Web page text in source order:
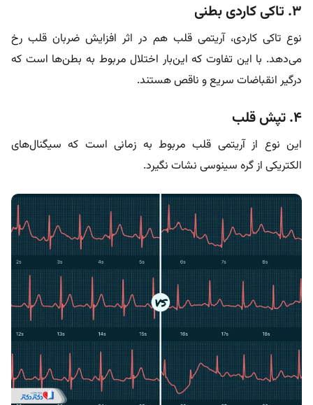
۳. تاکی کاردی بطنی
نوع تاکی کاردی، آریتمی قلب هم در اثر افزایش ضربان قلب رخ
می‌دهد. با این تفاوت که این‌بار اختلال مربوط به بطن‌ها است که
درگیر انقباضات سریع و ناقص هستند.
۴. تپش قلب
این نوع از آریتمی قلب مربوط به زمانی است که سیگنال‌های
الکتریکی از گره سینوسی نشات نگیرد.